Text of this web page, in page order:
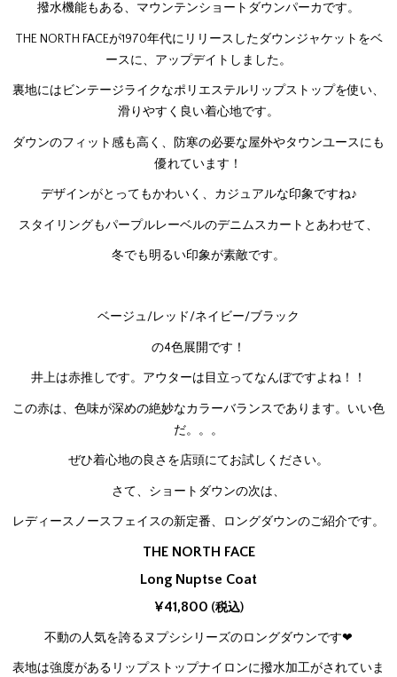
撥水機能もある、マウンテンショートダウンパーカです。
THE NORTH FACEが1970年代にリリースしたダウンジャケットをベ
ースに、アップデイトしました。
裏地にはビンテージライクなポリエステルリップストップを使い、
滑りやすく良い着心地です。
ダウンのフィット感も高く、防寒の必要な屋外やタウンユースにも
優れています！
デザインがとってもかわいく、カジュアルな印象ですね♪
スタイリングもパープルレーベルのデニムスカートとあわせて、
冬でも明るい印象が素敵です。
ベージュ/レッド/ネイビー/ブラック
の4色展開です！
井上は赤推しです。アウターは目立ってなんぼですよね！！
この赤は、色味が深めの絶妙なカラーバランスであります。いい色
だ。。。
ぜひ着心地の良さを店頭にてお試しください。
さて、ショートダウンの次は、
レディースノースフェイスの新定番、ロングダウンのご紹介です。
THE NORTH FACE
Long Nuptse Coat
¥41,800 (税込)
不動の人気を誇るヌプシシリーズのロングダウンです❤
表地は強度があるリップストップナイロンに撥水加工がされていま